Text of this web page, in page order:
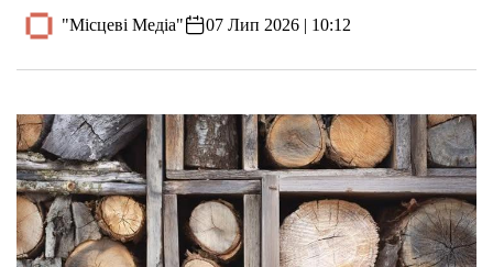
"Місцеві Медіа" 07 Лип 2026 | 10:12